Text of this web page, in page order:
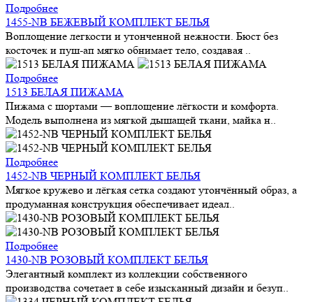
Подробнее
1455-NB БЕЖЕВЫЙ КОМПЛЕКТ БЕЛЬЯ
Воплощение легкости и утонченной нежности. Бюст без
косточек и пуш-ап мягко обнимает тело, создавая ..
Подробнее
1513 БЕЛАЯ ПИЖАМА
Пижама с шортами — воплощение лёгкости и комфорта.
Модель выполнена из мягкой дышащей ткани, майка н..
Подробнее
1452-NB ЧЕРНЫЙ КОМПЛЕКТ БЕЛЬЯ
Мягкое кружево и лёгкая сетка создают утончённый образ, а
продуманная конструкция обеспечивает идеал..
Подробнее
1430-NB РОЗОВЫЙ КОМПЛЕКТ БЕЛЬЯ
Элегантный комплект из коллекции собственного
производства сочетает в себе изысканный дизайн и безуп..